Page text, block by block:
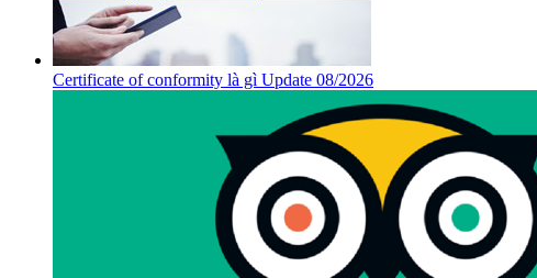
Certificate of conformity là gì Update 08/2026